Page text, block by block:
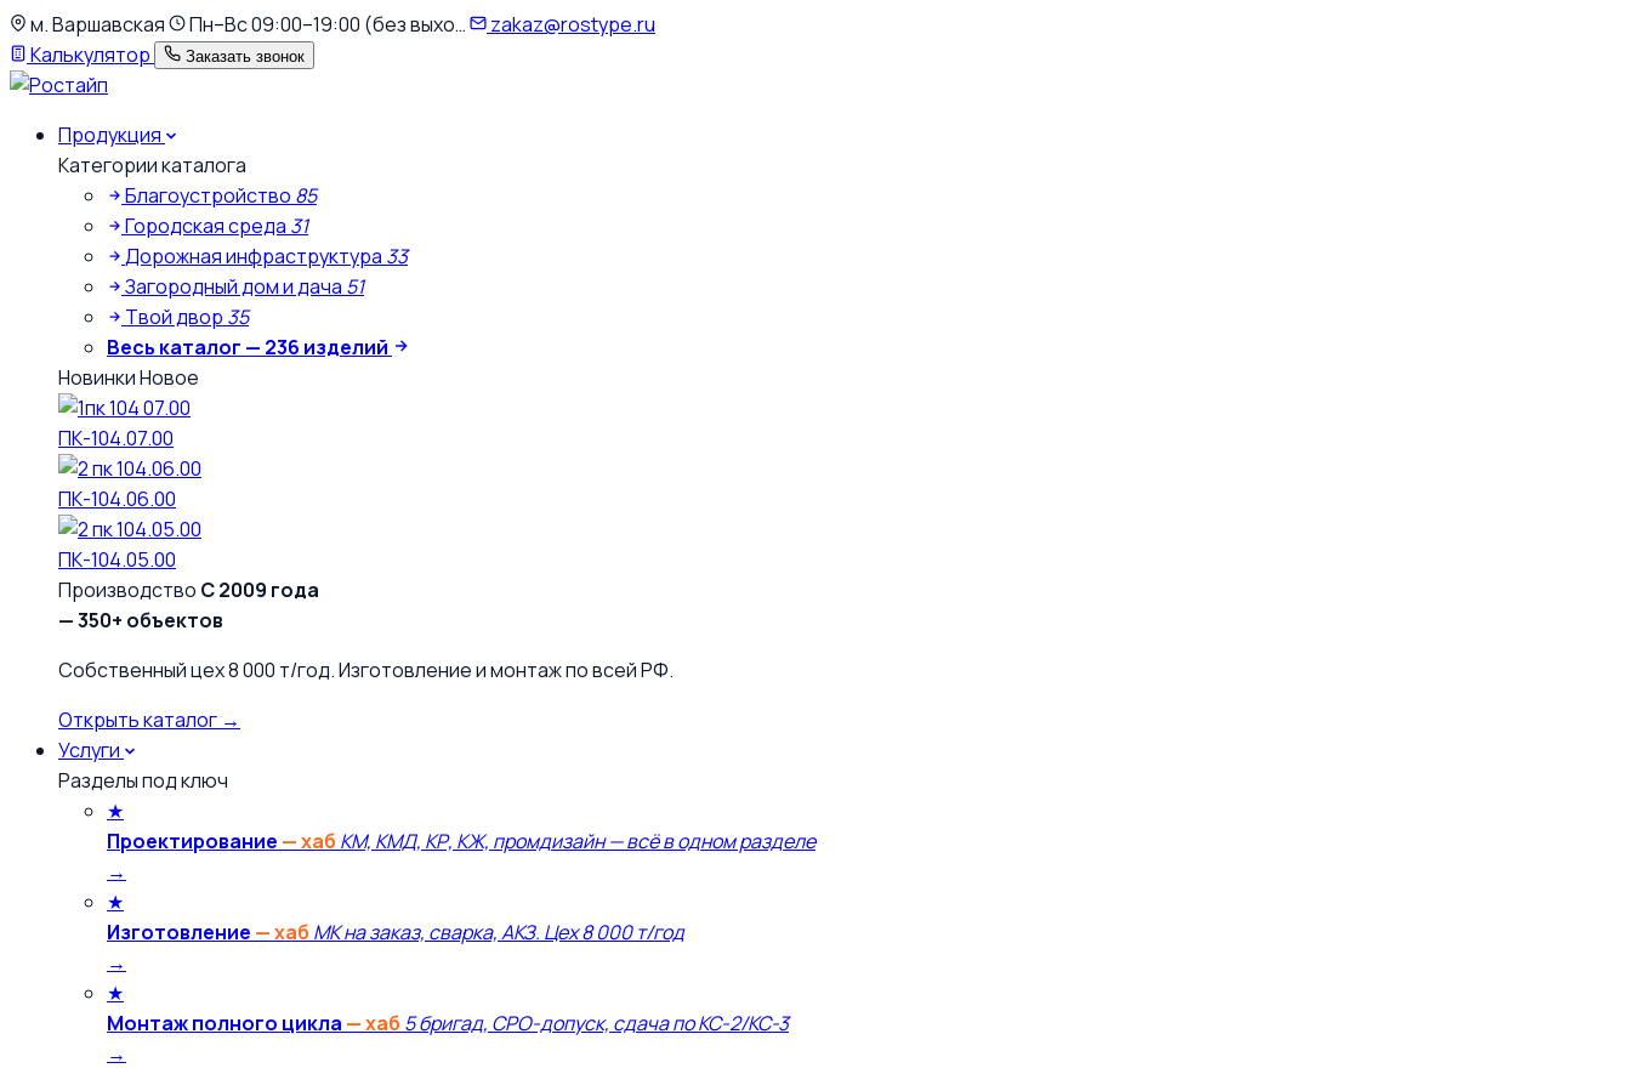
К
основному
содержимому
м. Варшавская Пн–Вс 09:00–19:00 (без выхо…
zakaz@rostype.ru
Калькулятор
Заказать звонок
Продукция
Категории каталога
Благоустройство 85
Городская среда 31
Дорожная инфраструктура 33
Загородный дом и дача 51
Твой двор 35
Весь каталог — 236 изделий
НовинкиНовое
ПК-104.07.00
ПК-104.06.00
ПК-104.05.00
Производство С 2009 года
— 350+ объектов
Собственный цех 8 000 т/год. Изготовление и монтаж по всей РФ.
Открыть каталог →
Услуги
Разделы под ключ
★
Проектирование — хаб КМ, КМД, КР, КЖ, промдизайн — всё в одном разделе
→
★
Изготовление — хаб МК на заказ, сварка, АКЗ. Цех 8 000 т/год
→
★
Монтаж полного цикла — хаб 5 бригад, СРО-допуск, сдача по КС-2/КС-3
→